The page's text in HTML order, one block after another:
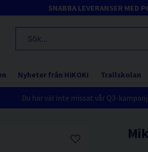
SNABBA LEVERANSER MED
Nyheter från HiKOKI Trallskolan
Du har väl inte missat vår Q3-kampanj